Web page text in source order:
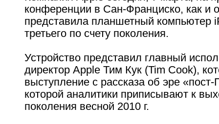
конференции в Сан-Франциско, как и
представила планшетный компьютер
третьего по счету поколения.
Устройство представил главный
директор Apple Тим Кук (Tim Cook),
выступление с рассказа об эре «пост-
которой аналитики приписывают к
поколения весной 2010 г.